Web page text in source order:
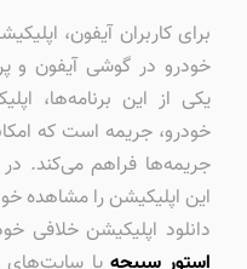
برای کاربران آیفون،
خودرو در گوشی آیفون و
خودرو، جریمه است که
جریمه‌ها فراهم می‌کند. در
این اپلیکیشن را مشاهده
دانلود اپلیکیشن خلافی